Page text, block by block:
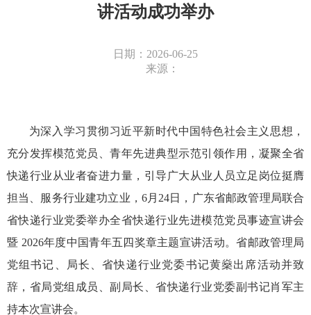
讲活动成功举办
日期：2026-06-25
来源：
为深入学习贯彻习近平新时代中国特色社会主义思想，
充分发挥模范党员、青年先进典型示范引领作用，凝聚全省
快递行业从业者奋进力量，引导广大从业人员立足岗位挺膺
担当、服务行业建功立业， 6月24日，广东省邮政管理局联合
省快递行业党委举办全省快递行业先进模范党员事迹宣讲会
暨 2026年度中国青年五四奖章主题宣讲活动。省邮政管理局
党组书记、局长、省快递行业党委书记黄燊出席活动并致
辞，省局党组成员、副局长、省快递行业党委副书记肖军主
持本次宣讲会。